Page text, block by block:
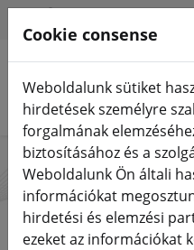
Termékek keresése
Axisflying
Cookie consense
Weboldalunk sütiket
hirdetések személyre
forgalmának
biztosításához és a
Weboldalunk Ön általi
információkat
hirdetési és elemzési
ezeket az információkat